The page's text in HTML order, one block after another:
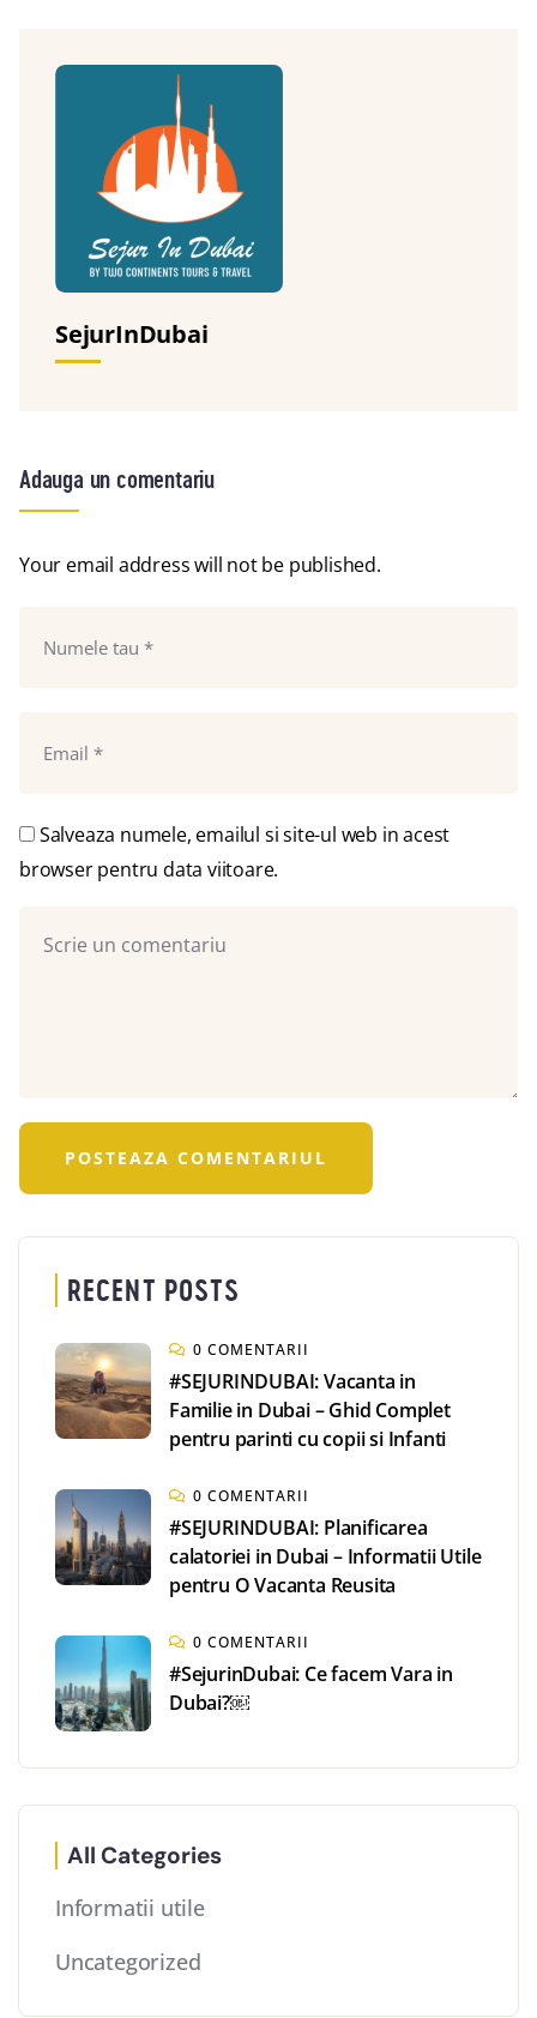
SejurInDubai
Adauga un comentariu
Your email address will not be published.
Salveaza numele, emailul si site-ul web in acest
browser pentru data viitoare.
RECENT POSTS
0 COMENTARII
#SEJURINDUBAI: Vacanta in
Familie in Dubai – Ghid Complet
pentru parinti cu copii si Infanti
0 COMENTARII
#SEJURINDUBAI: Planificarea
calatoriei in Dubai – Informatii Utile
pentru O Vacanta Reusita
0 COMENTARII
#SejurinDubai: Ce facem Vara in
Dubai?￼
All Categories
Informatii utile
Uncategorized